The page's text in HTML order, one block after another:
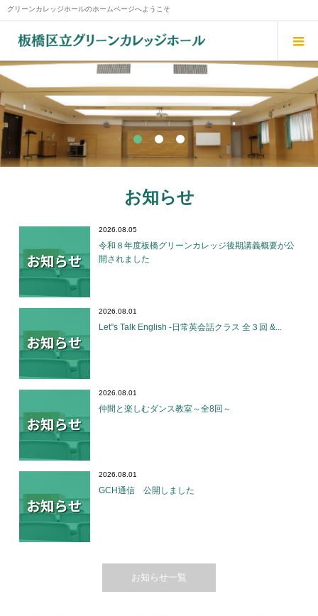
グリーンカレッジホールのホームページへようこそ
お知らせ
2026.08.05
令和８年度板橋グリーンカレッジ後期講義概要が公
開されました
2026.08.01
Let”s Talk English -日常英会話クラス 全３回 &...
2026.08.01
仲間と楽しむダンス教室～全8回～
2026.08.01
GCH通信 公開しました
お知らせ一覧